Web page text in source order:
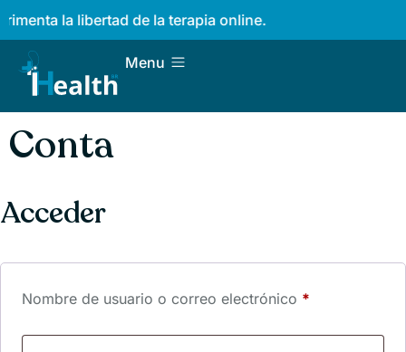
la libertad de la terapia online.
Menu
Conta
Acceder
Nombre de usuario o correo electrónico *